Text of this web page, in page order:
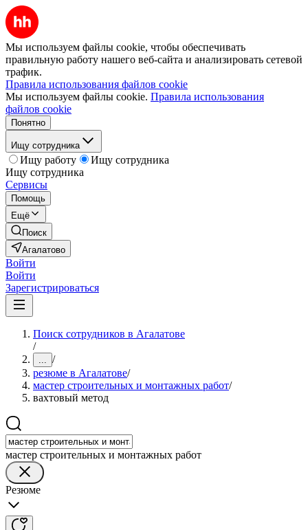
Мы используем файлы cookie, чтобы обеспечивать
правильную работу нашего веб-сайта и анализировать сетевой
трафик.
Правила использования файлов cookie
Мы используем файлы cookie. Правила использования
файлов cookie
Понятно
Ищу сотрудника
Ищу работу
Ищу сотрудника
Ищу сотрудника
Сервисы
Помощь
Ещё
Поиск
Агалатово
Войти
Войти
Зарегистрироваться
Поиск сотрудников в Агалатове
/
... /
резюме в Агалатове/
мастер строительных и монтажных работ/
вахтовый метод
мастер строительных и монтажных работ
Резюме